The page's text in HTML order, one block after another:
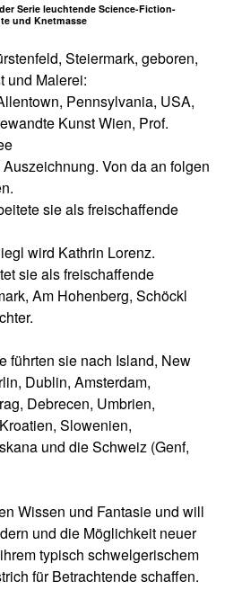
Serie leuchtende Science-Fiction-
und Knetmasse
Steiermark, geboren,
und Malerei:
Pennsylvania, USA,
Kunst Wien, Prof.
Von da an folgen
sie als freischaffende
wird Kathrin Lorenz.
sie als freischaffende
Am Hohenberg, Schöckl
führten sie nach Island, New
Dublin, Amsterdam,
Debrecen, Umbrien,
Slowenien,
und die Schweiz (Genf,
Wissen und Fantasie und will
und die Möglichkeit neuer
typisch schwelgerischem
für Betrachtende schaffen.